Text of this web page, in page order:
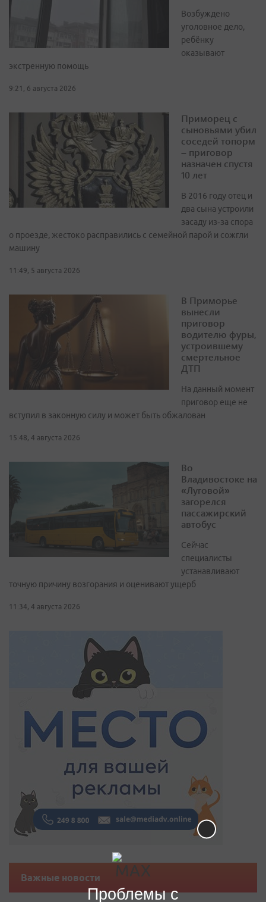
Возбуждено
уголовное дело,
ребёнку
оказывают
экстренную помощь
9:21, 6 августа 2026
Приморец с
сыновьями убил
соседей топорм
– приговор
назначен спустя
10 лет
В 2016 году отец и
два сына устроили
засаду из‑за спора
о проезде, жестоко расправились с семейной парой и сожгли
машину
11:49, 5 августа 2026
В Приморье
вынесли
приговор
водителю фуры,
устроившему
смертельное
ДТП
На данный момент
приговор еще не
вступил в законную силу и может быть обжалован
15:48, 4 августа 2026
Во
Владивостоке на
«Луговой»
загорелся
пассажирский
автобус
Сейчас
специалисты
устанавливают
точную причину возгорания и оценивают ущерб
11:34, 4 августа 2026
Важные новости
Проблемы с